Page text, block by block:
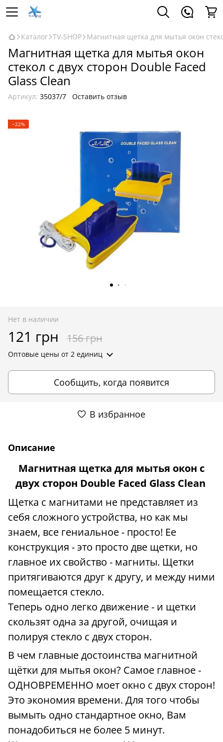
Каталог TV-SHOP Магнитная щетка для мытья окон
Магнитная щетка для мытья окон
стекол с двух сторон Double Faced
Glass Сlean
Артикул: 35037/7 Оставить отзыв
−22%
Нет в наличии
121 грн 156 грн
Оптовые цены от 2 единиц
Сообщить, когда появится
В избранное
Описание
Магнитная щетка для мытья окон с
двух сторон Double Faced Glass Сlean
Щетка с магнитами не представляет из
себя сложного устройства, но как мы
знаем, все гениальное - просто! Ее
конструкция - это просто две щетки, но
главное их свойство - магниты. Щетки
притягиваются друг к другу, и между ними
помещается стекло.
Теперь одно легко движение - и щетки
скользят одна за другой, очищая и
полируя стекло с двух сторон.
В чем главные достоинства магнитной
щётки для мытья окон? Самое главное -
ОДНОВРЕМЕННО моет окно с двух сторон!
Это экономия времени. Для того чтобы
вымыть одно стандартное окно, Вам
понадобиться не более 5 минут.